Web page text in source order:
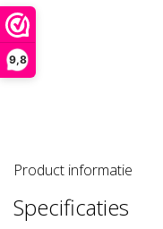
9,8
Product informatie
Specificaties